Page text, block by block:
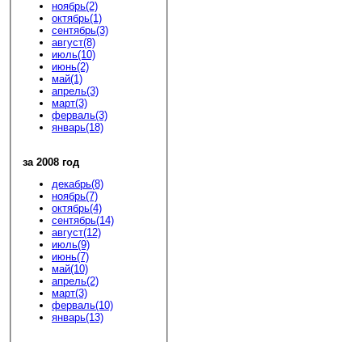
ноябрь(2)
октябрь(1)
сентябрь(3)
август(8)
июль(10)
июнь(2)
май(1)
апрель(3)
март(3)
ферваль(3)
январь(18)
за 2008 год
декабрь(8)
ноябрь(7)
октябрь(4)
сентябрь(14)
август(12)
июль(9)
июнь(7)
май(10)
апрель(2)
март(3)
ферваль(10)
январь(13)